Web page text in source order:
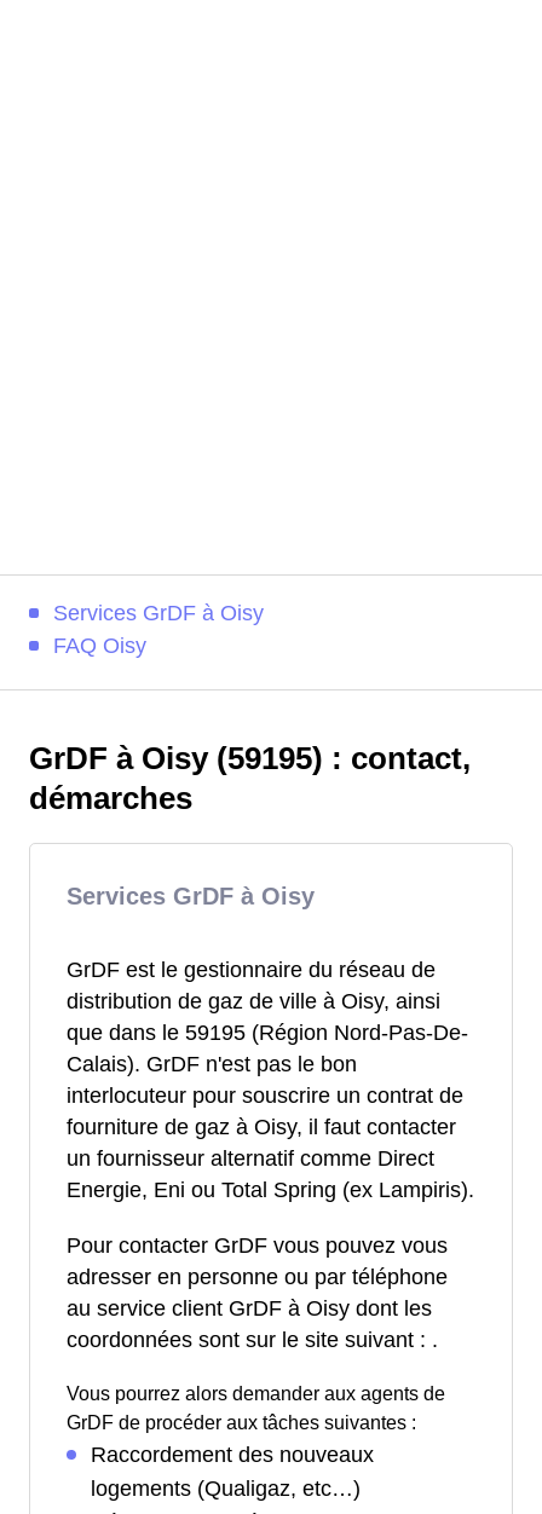
Services GrDF à Oisy
FAQ Oisy
GrDF à Oisy (59195) : contact,
démarches
Services GrDF à Oisy
GrDF est le gestionnaire du réseau de
distribution de gaz de ville à Oisy, ainsi
que dans le 59195 (Région Nord-Pas-De-
Calais). GrDF n'est pas le bon
interlocuteur pour souscrire un contrat de
fourniture de gaz à Oisy, il faut contacter
un fournisseur alternatif comme Direct
Energie, Eni ou Total Spring (ex Lampiris).
Pour contacter GrDF vous pouvez vous
adresser en personne ou par téléphone
au service client GrDF à Oisy dont les
coordonnées sont sur le site suivant : .
Vous pourrez alors demander aux agents de
GrDF de procéder aux tâches suivantes :
Raccordement des nouveaux
logements (Qualigaz, etc…)